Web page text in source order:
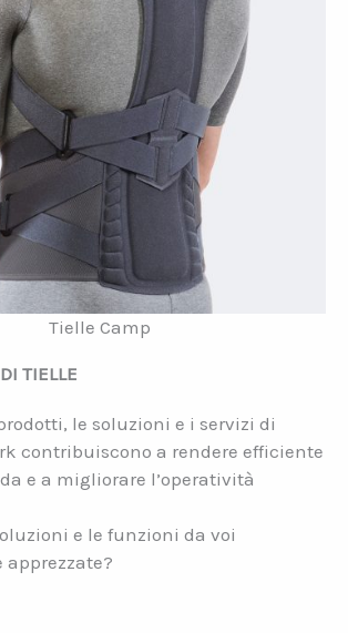
Tielle Camp
TIELLE
le soluzioni e i servizi di
contribuiscono a rendere efficiente
e a migliorare l’operatività
e le funzioni da voi